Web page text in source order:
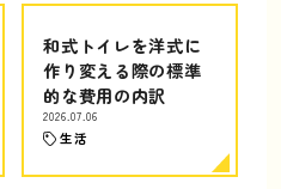
和式トイレを洋式に
作り変える際の標準
的な費用の内訳
2026.07.06
生活